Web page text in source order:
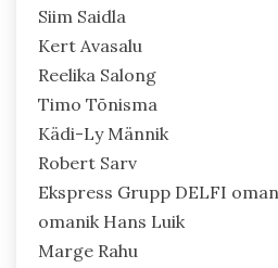
Siim Saidla
Kert Avasalu
Reelika Salong
Timo Tõnisma
Kädi-Ly Männik
Robert Sarv
Ekspress Grupp DELFI
omanik Hans Luik
Marge Rahu